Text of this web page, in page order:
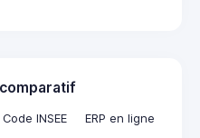
Code INSEE ERP en ligne